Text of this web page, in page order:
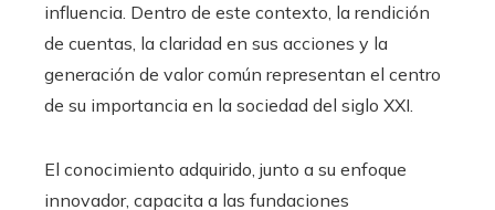
influencia. Dentro de este contexto, la rendición
de cuentas, la claridad en sus acciones y la
generación de valor común representan el centro
de su importancia en la sociedad del siglo XXI.
El conocimiento adquirido, junto a su enfoque
innovador, capacita a las fundaciones